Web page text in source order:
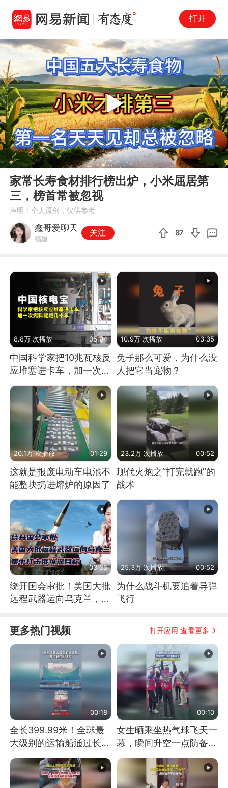
打开
00:00 03:20
Play
家常长寿食材排行榜出炉，小米屈居第
三，榜首常被忽视
声明：个人原创，仅供参考
鑫哥爱聊天
福建
关注 87
8.8万 次播放 05:04
中国科学家把10兆瓦核反
应堆塞进卡车，加一次燃
10.9万 次播放 03:35
兔子那么可爱，为什么没
人把它当宠物？
20.1万 次播放 01:29
这就是报废电动车电池不
能整块扔进熔炉的原因了
23.2万 次播放 00:52
现代火炮之“打完就跑”的
战术
03:35
绕开国会审批！美国大批
远程武器运向乌克兰，集
25.3万 次播放 00:52
为什么战斗机要追着导弹
飞行
更多热门视频 打开应用 查看更多
00:18
全长399.99米！全球最
大级别的运输船通过长江
00:10
女生晒乘坐热气球飞天一
幕，瞬间升空一点防备都